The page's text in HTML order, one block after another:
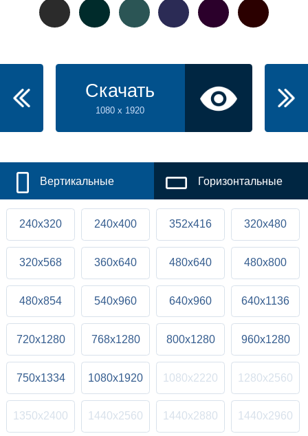
Скачать
1080 x 1920
Вертикальные Горизонтальные
240x320 240x400 352x416 320x480
320x568 360x640 480x640 480x800
480x854 540x960 640x960 640x1136
720x1280 768x1280 800x1280 960x1280
750x1334 1080x1920 1080x2220 1280x2560
1350x2400 1440x2560 1440x2880 1440x2960